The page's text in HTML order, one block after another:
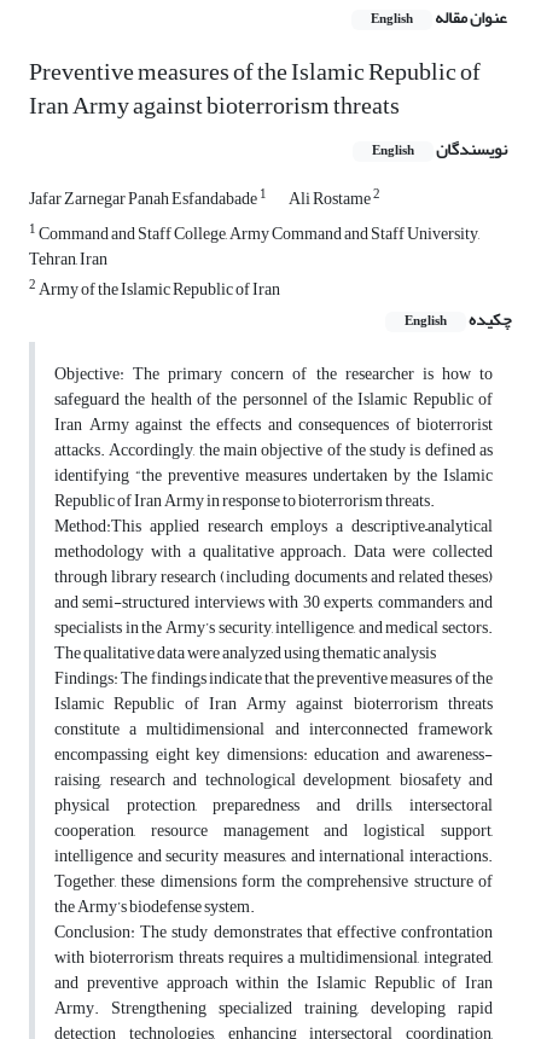
عنوان مقاله English
Preventive measures of the Islamic Republic of
Iran Army against bioterrorism threats
نویسندگان English
Jafar Zarnegar Panah Esfandabade1 Ali Rostame2
1Command and Staff College, Army Command and Staff University,
Tehran, Iran
2Army of the Islamic Republic of Iran
چکیده
English
Objective: The primary concern of the researcher is how to
safeguard the health of the personnel of the Islamic Republic of
Iran Army against the effects and consequences of bioterrorist
attacks. Accordingly, the main objective of the study is defined as
identifying “the preventive measures undertaken by the Islamic
Republic of Iran Army in response to bioterrorism threats.
Method:This applied research employs a descriptive–analytical
methodology with a qualitative approach. Data were collected
through library research (including documents and related theses)
and semi-structured interviews with 30 experts, commanders, and
specialists in the Army’s security, intelligence, and medical sectors.
The qualitative data were analyzed using thematic analysis
Findings: The findings indicate that the preventive measures of the
Islamic Republic of Iran Army against bioterrorism threats
constitute a multidimensional and interconnected framework
encompassing eight key dimensions: education and awareness-
raising, research and technological development, biosafety and
physical protection, preparedness and drills, intersectoral
cooperation, resource management and logistical support,
intelligence and security measures, and international interactions.
Together, these dimensions form the comprehensive structure of
the Army’s biodefense system.
Conclusion: The study demonstrates that effective confrontation
with bioterrorism threats requires a multidimensional, integrated,
and preventive approach within the Islamic Republic of Iran
Army. Strengthening specialized training, developing rapid